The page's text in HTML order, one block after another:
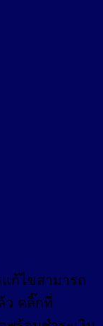
ก้ไขสามารถ
ว คลิ๊กที่